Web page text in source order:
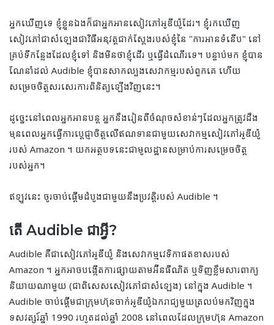
អ្នកឃើញទេ ខ្ញុំខ្លួនឯងក៏ជាអ្នកអានសៀវភៅអូឌីយ៉ូដែរ។ ខ្ញុំ​រក​ឃើញ​
សៀវភៅ​ជា​សំឡេង​ជា​វិធី​អនុវត្ត​ជាក់ស្តែង​របស់​ខ្ញុំ​នៃ "ការ​អាន​ទំនើប" នៅ​
គ្រប់​ទី​កន្លែង​ដែល​ខ្ញុំ​ទៅ និង​មិន​ថា​ខ្ញុំ​ដើរ ឬ​ធ្វើ​ដំណើរ​ទេ។ បន្ទាប់មក ខ្ញុំបាន
ណែនាំដល់ Audible ខ្ញុំបានសាកល្បងសេវាកម្មរបស់ពួកគេ ហើយ
សម្រេចចិត្តសរសេរការពិនិត្យឡើងវិញនេះ។
ដូច្នេះនៅពេលអ្នកអានបន្ត អ្នកនឹងរៀនពីចំណុចសំខាន់ៗដែលអ្នកត្រូវដឹង
មុនពេលអ្នកធ្វើការប្តេជ្ញាចិត្តលើឥណទានជាមួយសេវាកម្មសៀវភៅអូឌីយ៉ូ
របស់ Amazon ។ យកអត្ថបទនេះជាមូលដ្ឋានសម្រាប់ការសម្រេចចិត្ត
របស់អ្នក។
ឥឡូវនេះ ចូរចាប់ផ្តើមដំបូងជាមួយនឹងប្រវត្តិរបស់ Audible ។
តើ Audible ជាអ្វី?
Audible គឺជាសៀវភៅអូឌីយ៉ូ និងសេវាកម្មវេទិកាផតខាសរបស់
Amazon ។ អ្នកអាចបង្កើតការផ្សាយតាមអ៊ីនធឺណិត ឬទិញខ្លឹមសារពាក្យ
និយាយណាមួយ (ជាពិសេសសៀវភៅជាសំឡេង) នៅក្នុង Audible ។
Audible ចាប់ផ្តើមជាក្រុមហ៊ុនចាក់អូឌីយ៉ូឯករាជ្យមួយត្រលប់មកវិញក្នុង
ទសវត្សរ៍ឆ្នាំ 1990 រហូតដល់ឆ្នាំ 2008 នៅពេលដែលក្រុមហ៊ុន Amazon